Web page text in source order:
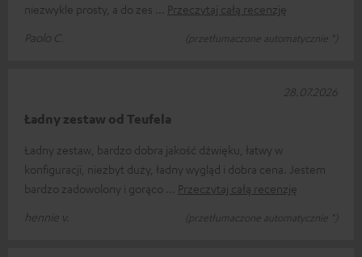
niezwykle prosty, a do zes
Przeczytaj całą recenzję
Paolo C.
(przetłumaczone automatycznie *)
Ładny zestaw od Teufela
Ładny zestaw, bardzo dobra jakość dźwięku, łatwy w
konfiguracji, niezbyt duży, ładny wygląd i dobra cena. Jestem
bardzo zadowolony i gorąco
Przeczytaj całą recenzję
hennie v.
(przetłumaczone automatycznie *)
28.07.2026